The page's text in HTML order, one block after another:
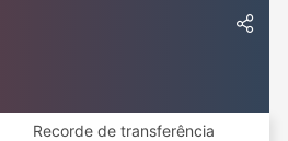
Recorde de transferência